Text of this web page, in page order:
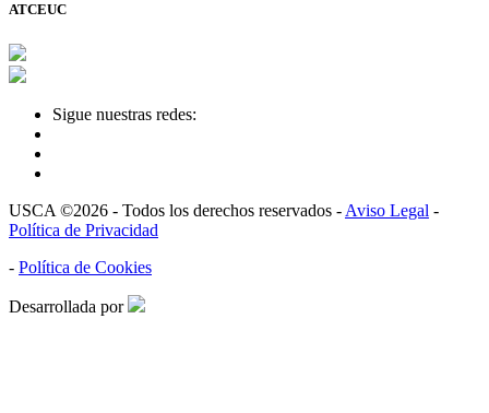
ATCEUC
Sigue nuestras redes:
USCA ©2026 - Todos los derechos reservados - Aviso Legal -
Política de Privacidad
- Política de Cookies
Desarrollada por